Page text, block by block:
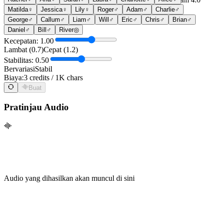
Sign In
Matilda♀ Jessica♀ Lily ♀ Roger♂ Adam ♂ Charlie♂
George♂ Callum ♂ Liam ♂ Will ♂ Eric ♂ Chris ♂ Brian♂
Daniel ♂ Bill ♂ River◎
Kecepatan: 1.00
Lambat (0.7)Cepat (1.2)
Stabilitas: 0.50
BervariasiStabil
Biaya:3 credits / 1K chars
Buat
Pratinjau Audio
Audio yang dihasilkan akan muncul di sini